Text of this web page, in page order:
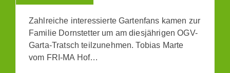
Zahlreiche interessierte Gartenfans kamen zur
Familie Dornstetter um am diesjährigen OGV-
Garta-Tratsch teilzunehmen. Tobias Marte
vom FRI-MA Hof…